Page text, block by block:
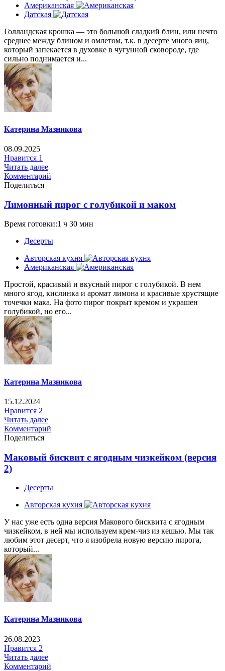
Американская
Датская
Голландская крошка — это большой сладкий блин, или нечто
среднее между блином и омлетом, т.к. в десерте много яиц,
который запекается в духовке в чугунной сковороде, где
сильно поднимается и...
Катерина Мазникова
08.09.2025
Нравится 1
Читать далее
Комментарий
Поделиться
Лимонный пирог с голубикой и маком
Время готовки:1 ч 30 мин
Десерты
Авторская кухня
Американская
Простой, красивый и вкусный пирог с голубикой. В нем
много ягод, кислинка и аромат лимона и красивые хрустящие
точечки мака. На фото пирог покрыт кремом и украшен
голубикой, но его...
Катерина Мазникова
15.12.2024
Нравится 2
Читать далее
Комментарий
Поделиться
Маковый бисквит с ягодным чизкейком (версия
2)
Десерты
Авторская кухня
У нас уже есть одна версия Макового бисквита с ягодным
чизкейком, в ней мы используем крем-чиз из кешью. Мы так
любим этот десерт, что я изобрела новую версию пирога,
который...
Катерина Мазникова
26.08.2023
Нравится 2
Читать далее
Комментарий